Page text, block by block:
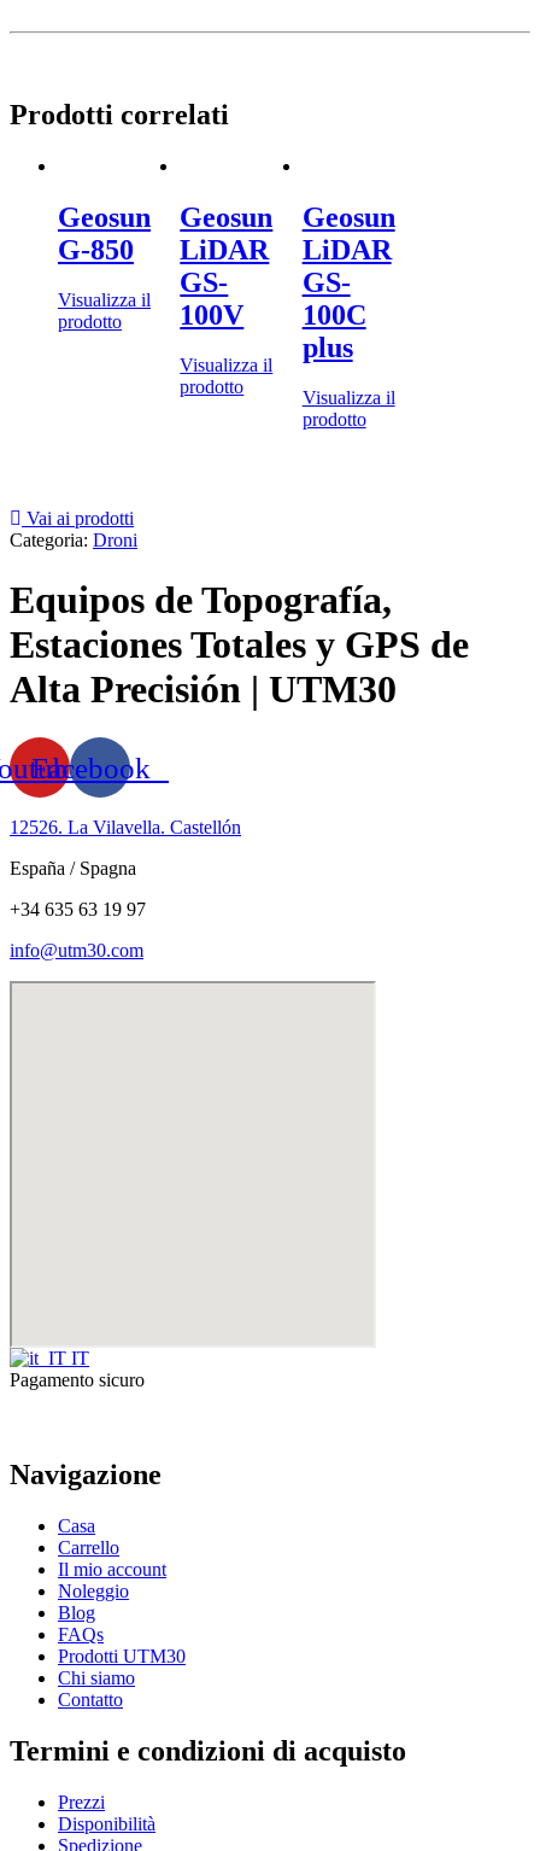
Prodotti correlati
Geosun
G-850
Visualizza il
prodotto
Geosun
LiDAR
GS-
100V
Visualizza il
prodotto
Geosun
LiDAR
GS-
100C
plus
Visualizza il
prodotto
Vai ai prodotti
Categoria: Droni
Equipos de Topografía,
Estaciones Totales y GPS de
Alta Precisión | UTM30
Facebook
12526. La Vilavella. Castellón
España / Spagna
+34 635 63 19 97
info@utm30.com
IT
Pagamento sicuro
Navigazione
Casa
Carrello
Il mio account
Noleggio
Blog
FAQs
Prodotti UTM30
Chi siamo
Contatto
Termini e condizioni di acquisto
Prezzi
Disponibilità
Spedizione